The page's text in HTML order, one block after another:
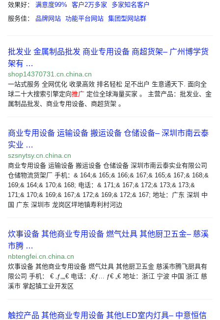
效果好：
满意度99% 客户2万多家
多家知名客户
服务佳：
品牌网站 功能平台网站 集团型网站群
批发业 金属制品批发 商业专用设备 商超货架– 广州博学货
架有 …
shop14370731.cn.china.cn
一站式服务 全网优化 收录高效 排名轻松 足不出户 生意通天下. 面向全
球二十大搜索引擎定向推广 定位全球海量买家 。 主营产品：批发业、金
属制品批发、商业专用设备、商超货架 。
商业专用设备 运输设备 搬运设备 仓储设备– 深圳市南云泰
实业 …
szsnytsy.cn.china.cn
商业专用设备 运输设备 搬运设备 仓储设备 深圳市南云泰实业有限公司
仓储物流货架厂 手机：& 164;& 165;& 166;& 167;& 165;& 167;& 168;&
169;& 164;& 170;& 168; 电话：& 171;& 167;& 172;& 173;& 173;&
171;& 170;& 169;& 167;& 172;& 169;& 172;& 167; 地址：广东 深圳 中
国 广东 深圳市 龙岗区坪地镇寿利村河边
炊事设备 其他商业专用设备 燃气灶具 其他厨卫五金– 慈溪
市腾 …
nbtengfei.cn.china.cn
炊事设备 其他商业专用设备 燃气灶具 其他厨卫五金 慈溪市腾飞厨具有
限公司 手机： € ‚ƒ‚„‚€ 电话：‚€ƒ… ƒ€ „€ 地址：浙江 宁波 中国 浙江 慈
溪市 掌起镇工业开发区
触控产品 其他商业专用设备 其他LED室内灯具– 中意恒信